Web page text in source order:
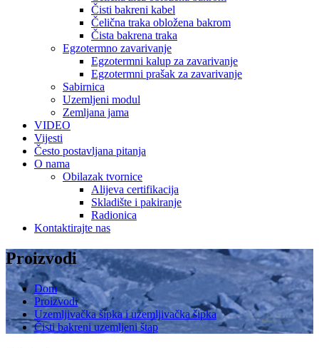
Čisti bakreni kabel
Čelična traka obložena bakrom
Čista bakrena traka
Egzotermno zavarivanje
Egzotermni kalup za zavarivanje
Egzotermni prašak za zavarivanje
Sabirnica
Uzemljeni modul
Zemljana jama
VIDEO
Vijesti
Često postavljana pitanja
O nama
Obilazak tvornice
Alijeva certifikacija
Skladište i pakiranje
Radionica
Kontaktirajte nas
Proizvodi
Dom
Proizvodi
Uzemljivačka šipka i uzemljivačka šipka
Čisti bakreni uzemljeni štap